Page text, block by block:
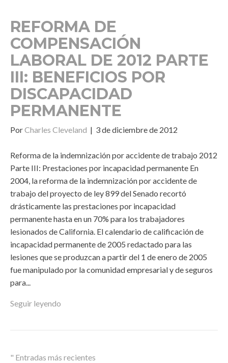
REFORMA DE
COMPENSACIÓN
LABORAL DE 2012 PARTE
III: BENEFICIOS POR
DISCAPACIDAD
PERMANENTE
PorCharles Cleveland | 3 de diciembre de 2012
Reforma de la indemnización por accidente de trabajo 2012
Parte III: Prestaciones por incapacidad permanente En
2004, la reforma de la indemnización por accidente de
trabajo del proyecto de ley 899 del Senado recortó
drásticamente las prestaciones por incapacidad
permanente hasta en un 70% para los trabajadores
lesionados de California. El calendario de calificación de
incapacidad permanente de 2005 redactado para las
lesiones que se produzcan a partir del 1 de enero de 2005
fue manipulado por la comunidad empresarial y de seguros
para...
Seguir leyendo
" Entradas más recientes